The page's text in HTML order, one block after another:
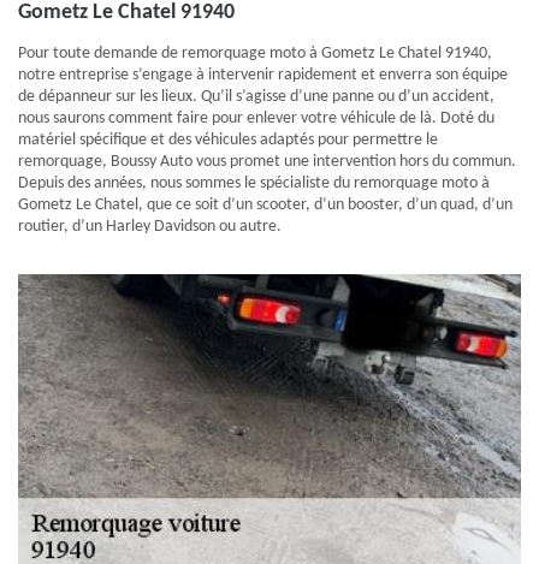
Gometz Le Chatel 91940
Pour toute demande de remorquage moto à Gometz Le Chatel 91940,
notre entreprise s’engage à intervenir rapidement et enverra son équipe
de dépanneur sur les lieux. Qu’il s’agisse d’une panne ou d’un accident,
nous saurons comment faire pour enlever votre véhicule de là. Doté du
matériel spécifique et des véhicules adaptés pour permettre le
remorquage, Boussy Auto vous promet une intervention hors du commun.
Depuis des années, nous sommes le spécialiste du remorquage moto à
Gometz Le Chatel, que ce soit d’un scooter, d’un booster, d’un quad, d’un
routier, d’un Harley Davidson ou autre.